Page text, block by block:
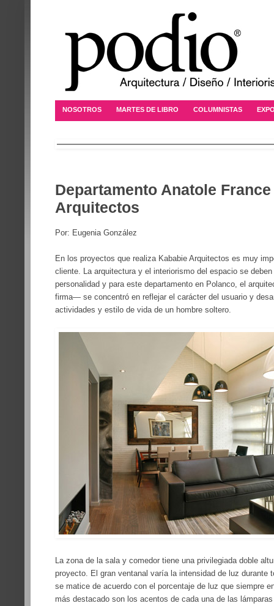
NOSOTROS MARTES DE LIBRO COLUMNISTAS
Departamento Anatole
Arquitectos
Por: Eugenia González
En los proyectos que realiza Kababie Arquitectos es muy
cliente. La arquitectura y el interiorismo del espacio se
personalidad y para este departamento en Polanco, el
firma— se concentró en reflejar el carácter del usuario y
actividades y estilo de vida de un hombre soltero.
La zona de la sala y comedor tiene una privilegiada doble
proyecto. El gran ventanal varía la intensidad de luz durante
se matice de acuerdo con el porcentaje de luz que siempre
más destacado son los acentos de cada una de las